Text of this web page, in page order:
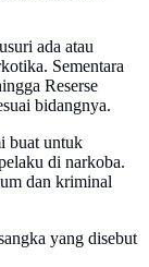
ada atau
Sementara
Reserse
bidangnya.
buat untuk
di narkoba.
dan kriminal
yang disebut